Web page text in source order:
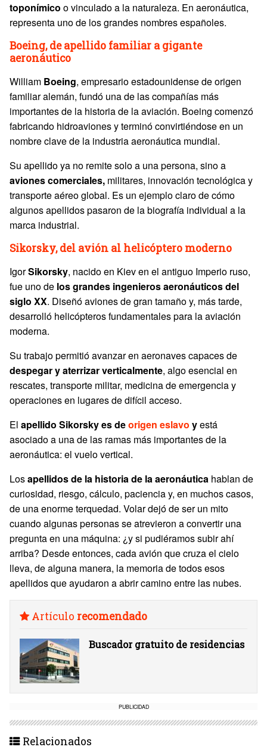
toponímico o vinculado a la naturaleza. En aeronáutica,
representa uno de los grandes nombres españoles.
Boeing, de apellido familiar a gigante
aeronáutico
William Boeing, empresario estadounidense de origen
familiar alemán, fundó una de las compañías más
importantes de la historia de la aviación. Boeing comenzó
fabricando hidroaviones y terminó convirtiéndose en un
nombre clave de la industria aeronáutica mundial.
Su apellido ya no remite solo a una persona, sino a
aviones comerciales, militares, innovación tecnológica y
transporte aéreo global. Es un ejemplo claro de cómo
algunos apellidos pasaron de la biografía individual a la
marca industrial.
Sikorsky, del avión al helicóptero moderno
IgorSikorsky, nacido en Kiev en el antiguo Imperio ruso,
fue uno de los grandes ingenieros aeronáuticos del
siglo XX. Diseñó aviones de gran tamaño y, más tarde,
desarrolló helicópteros fundamentales para la aviación
moderna.
Su trabajo permitió avanzar en aeronaves capaces de
despegar y aterrizar verticalmente, algo esencial en
rescates, transporte militar, medicina de emergencia y
operaciones en lugares de difícil acceso.
El apellido Sikorsky es deorigen eslavo yestá
asociado a una de las ramas más importantes de la
aeronáutica: el vuelo vertical.
Losapellidos de la historia de la aeronáutica hablan de
curiosidad, riesgo, cálculo, paciencia y, en muchos casos,
de una enorme terquedad. Volar dejó de ser un mito
cuando algunas personas se atrevieron a convertir una
pregunta en una máquina: ¿y si pudiéramos subir ahí
arriba? Desde entonces, cada avión que cruza el cielo
lleva, de alguna manera, la memoria de todos esos
apellidos que ayudaron a abrir camino entre las nubes.
Artículo recomendado
Buscador gratuito de residencias
PUBLICIDAD
Relacionados